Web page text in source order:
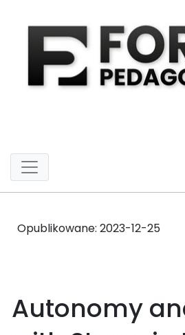
Opublikowane: 2023-12-25
Autonomy